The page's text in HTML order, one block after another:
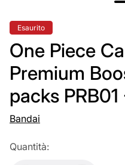
Etichetta
del
prodotto:
Esaurito
One Piece
Premium
packs
Bandai
Quantità: